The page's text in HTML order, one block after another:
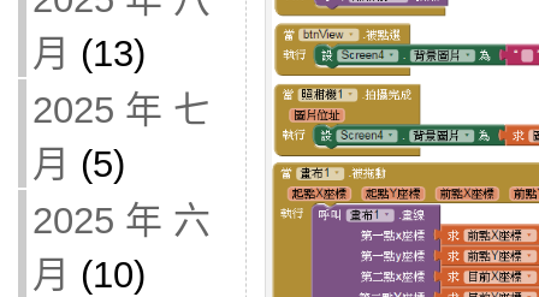
月 (13)
2025 年 七
月 (5)
2025 年 六
月 (10)